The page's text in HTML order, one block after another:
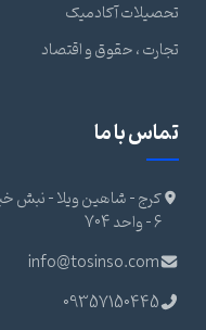
تحصیلات آکادمیک
تجارت ، حقوق و اقتصاد
تماس با ما
کرج - شاهین ویلا - نبش
6 - واحد 704
info@tosinso.com
09357150445